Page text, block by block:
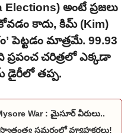
Elections) అంటే ప్రజలు
కాదు, కిమ్ (Kim)
పెట్టడం మాత్రమే. 99.93
ప్రపంచ చరిత్రలో ఎక్కడా
డైరీలో తప్ప.
War : మైసూర్ వీరులు..
సమరంలో వ్యూహకర్తలు!